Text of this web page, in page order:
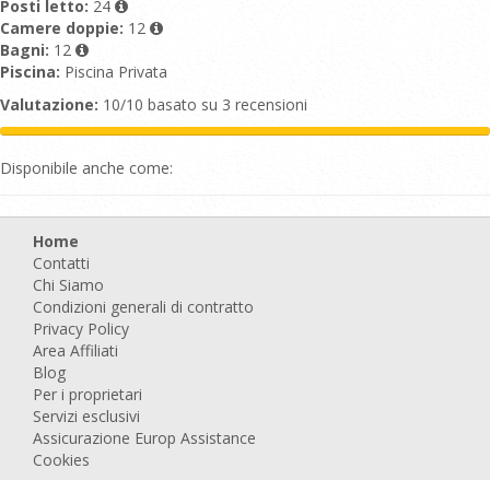
Posti letto: 24
Camere doppie: 12
Bagni: 12
Piscina: Piscina Privata
Valutazione: 10/10 basato su 3 recensioni
Disponibile anche come:
Home
Contatti
Chi Siamo
Condizioni generali di contratto
Privacy Policy
Area Affiliati
Blog
Per i proprietari
Servizi esclusivi
Assicurazione Europ Assistance
Cookies